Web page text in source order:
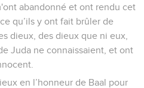
abandonné et ont rendu cet
qu’ils y ont fait brûler de
dieux, des dieux que ni eux,
Juda ne connaissaient, et ont
en l’honneur de Baal pour